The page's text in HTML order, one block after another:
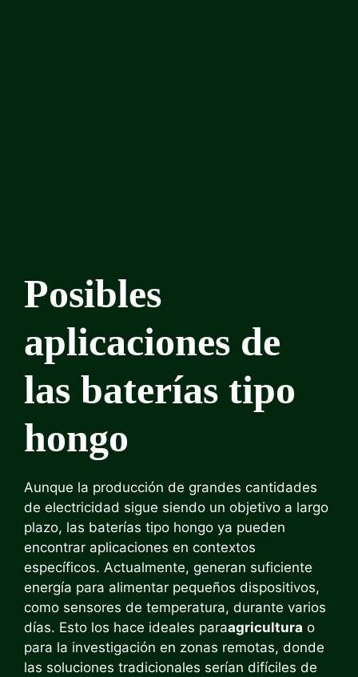
Posibles
aplicaciones de
las baterías tipo
hongo
Aunque la producción de grandes cantidades
de electricidad sigue siendo un objetivo a largo
plazo, las baterías tipo hongo ya pueden
encontrar aplicaciones en contextos
específicos. Actualmente, generan suficiente
energía para alimentar pequeños dispositivos,
como sensores de temperatura, durante varios
días. Esto los hace ideales paraagricultura o
para la investigación en zonas remotas, donde
las soluciones tradicionales serían difíciles de